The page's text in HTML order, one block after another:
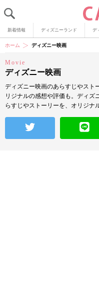
新着情報 ディズニーランド デ
ホーム ディズニー映画
Movie
ディズニー映画
ディズニー映画のあらすじやスト
リジナルの感想や評価も。ディズ
らすじやストーリーを、オリジナ